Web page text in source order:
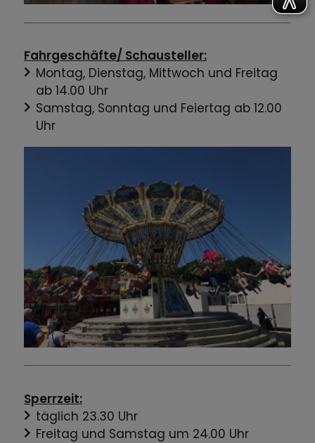
Fahrgeschäfte/ Schausteller:
Montag, Dienstag, Mittwoch und Freitag
ab 14.00 Uhr
Samstag, Sonntag und Feiertag ab 12.00
Uhr
Sperrzeit:
täglich 23.30 Uhr
Freitag und Samstag um 24.00 Uhr